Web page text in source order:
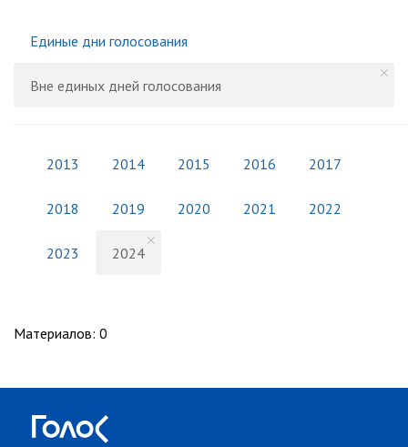
Единые дни голосования
Вне единых дней голосования
2013 2014 2015 2016 2017
2018 2019 2020 2021 2022
2023 2024
Материалов: 0